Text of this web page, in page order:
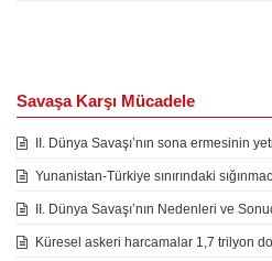
Savaşa Karşı Mücadele
II. Dünya Savaşı’nın sona ermesinin
Yunanistan-Türkiye sınırındaki
II. Dünya Savaşı’nın Nedenleri ve
Küresel askeri harcamalar 1,7 trilyon